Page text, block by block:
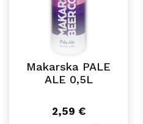
Makarska PALE
ALE 0,5L
2,59 €